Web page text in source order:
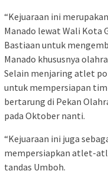
“Kejuaraan ini
Manado lewat Wali Kota
Bastiaan untuk
Manado khususnya
Selain menjaring atlet
untuk mempersiapan
bertarung di Pekan
pada Oktober nanti.
“Kejuaraan ini juga
mempersiapkan atlet-
tandas Umboh.